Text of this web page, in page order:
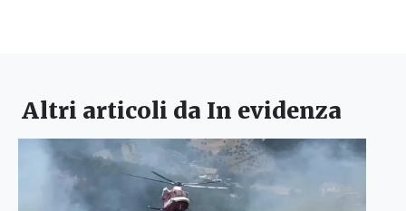
Altri articoli da In evidenza